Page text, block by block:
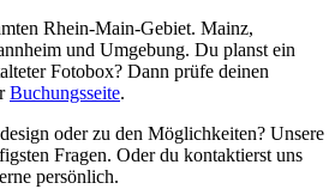
Rhein-Main-Gebiet. Mainz,
und Umgebung. Du planst ein
Fotobox? Dann prüfe deinen
Buchungsseite.
oder zu den Möglichkeiten? Unsere
Fragen. Oder du kontaktierst uns
persönlich.